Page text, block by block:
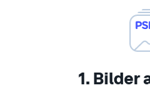
1. Bilder